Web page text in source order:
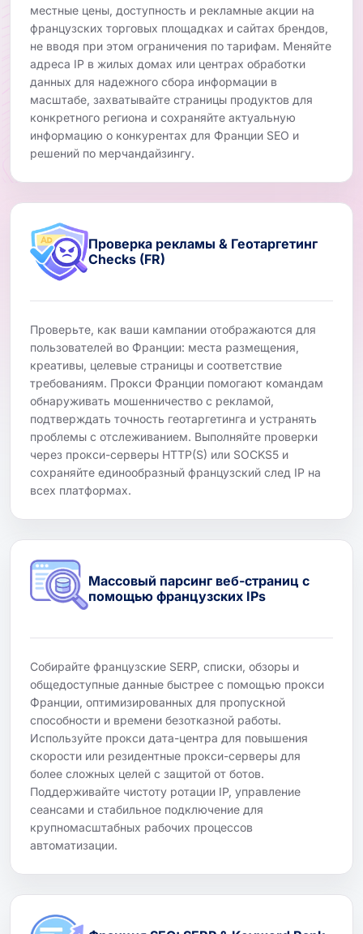
местные цены, доступность и рекламные акции на
французских торговых площадках и сайтах брендов,
не вводя при этом ограничения по тарифам. Меняйте
адреса IP в жилых домах или центрах обработки
данных для надежного сбора информации в
масштабе, захватывайте страницы продуктов для
конкретного региона и сохраняйте актуальную
информацию о конкурентах для Франции SEO и
решений по мерчандайзингу.
Проверка рекламы & Геотаргетинг
Checks (FR)
Проверьте, как ваши кампании отображаются для
пользователей во Франции: места размещения,
креативы, целевые страницы и соответствие
требованиям. Прокси Франции помогают командам
обнаруживать мошенничество с рекламой,
подтверждать точность геотаргетинга и устранять
проблемы с отслеживанием. Выполняйте проверки
через прокси-серверы HTTP(S) или SOCKS5 и
сохраняйте единообразный французский след IP на
всех платформах.
Массовый парсинг веб-страниц с
помощью французских IPs
Собирайте французские SERP, списки, обзоры и
общедоступные данные быстрее с помощью прокси
Франции, оптимизированных для пропускной
способности и времени безотказной работы.
Используйте прокси дата-центра для повышения
скорости или резидентные прокси-серверы для
более сложных целей с защитой от ботов.
Поддерживайте чистоту ротации IP, управление
сеансами и стабильное подключение для
крупномасштабных рабочих процессов
автоматизации.